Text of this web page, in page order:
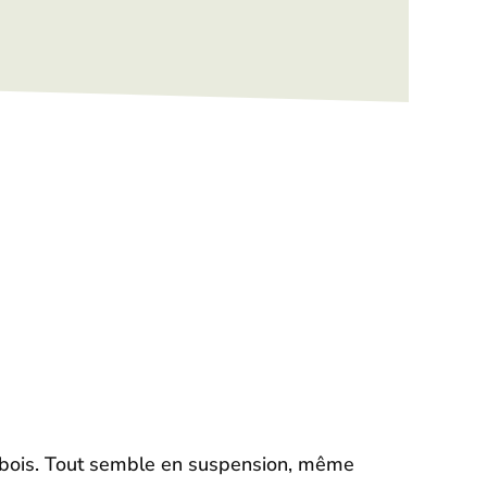
Tout semble en suspension, même